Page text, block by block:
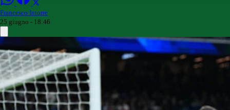
Francesco Intorre
25 giugno - 18:46